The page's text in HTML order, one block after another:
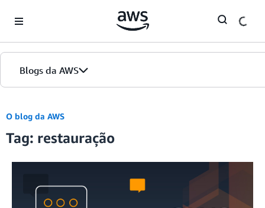
Blogs da AWS
Página inicial
Edições
O blog da AWS
Tag: restauração